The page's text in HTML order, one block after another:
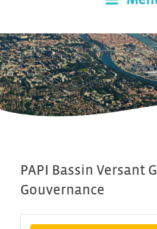
PAPI Bassin Versant
Gouvernance